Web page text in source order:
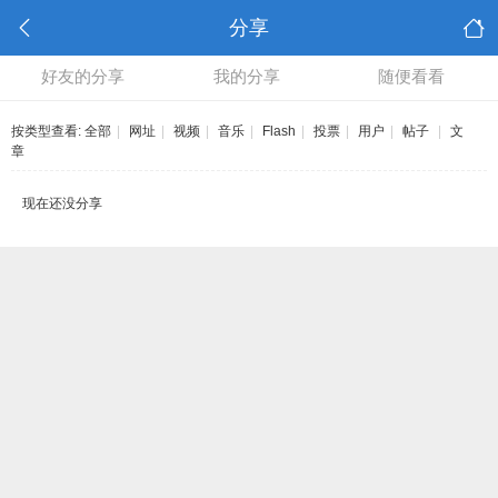
分享
好友的分享 我的分享 随便看看
按类型查看: 全部 网址 视频 音乐 Flash 投票 用户 帖子
文
章
现在还没分享